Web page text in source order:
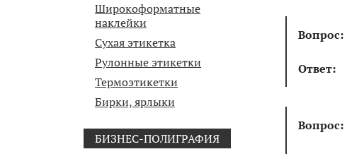
Широкоформатные
наклейки
Сухая этикетка
Рулонные этикетки
Термоэтикетки
Бирки, ярлыки
БИЗНЕС-ПОЛИГРАФИЯ
Вопрос:
Ответ:
Вопрос: